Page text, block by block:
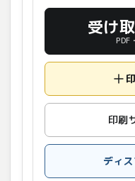
受け
PDF
印刷
ディ